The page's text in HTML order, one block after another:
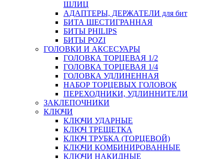
ШЛИЦ
АДАПТЕРЫ, ДЕРЖАТЕЛИ для бит
БИТА ШЕСТИГРАННАЯ
БИТЫ PHILIPS
БИТЫ POZI
ГОЛОВКИ И АКСЕСУАРЫ
ГОЛОВКА ТОРЦЕВАЯ 1/2
ГОЛОВКА ТОРЦЕВАЯ 1/4
ГОЛОВКА УДЛИНЕННАЯ
НАБОР ТОРЦЕВЫХ ГОЛОВОК
ПЕРЕХОДНИКИ, УДЛИННИТЕЛИ
ЗАКЛЕПОЧНИКИ
КЛЮЧИ
КЛЮЧИ УДАРНЫЕ
КЛЮЧ ТРЕЩЕТКА
КЛЮЧ ТРУБКА (ТОРЦЕВОЙ)
КЛЮЧИ КОМБИНИРОВАННЫЕ
КЛЮЧИ НАКИДНЫЕ